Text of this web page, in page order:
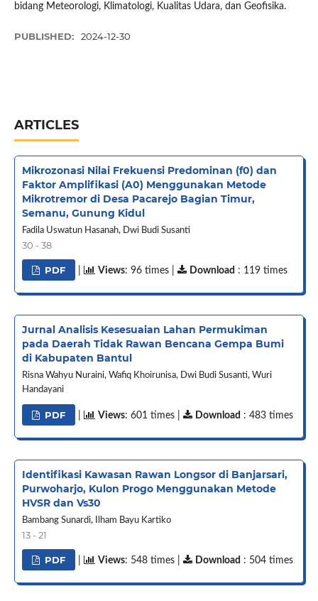
bidang Meteorologi, Klimatologi, Kualitas Udara, dan Geofisika.
PUBLISHED: 2024-12-30
ARTICLES
Mikrozonasi Nilai Frekuensi Predominan (f0) dan
Faktor Amplifikasi (A0) Menggunakan Metode
Mikrotremor di Desa Pacarejo Bagian Timur,
Semanu, Gunung Kidul
Fadila Uswatun Hasanah, Dwi Budi Susanti
30 - 38
PDF Views: 96 times | Download : 119 times
Jurnal Analisis Kesesuaian Lahan Permukiman
pada Daerah Tidak Rawan Bencana Gempa Bumi
di Kabupaten Bantul
Risna Wahyu Nuraini, Wafiq Khoirunisa, Dwi Budi Susanti, Wuri
Handayani
PDF Views: 601 times | Download : 483 times
Identifikasi Kawasan Rawan Longsor di Banjarsari,
Purwoharjo, Kulon Progo Menggunakan Metode
HVSR dan Vs30
Bambang Sunardi, Ilham Bayu Kartiko
13 - 21
PDF Views: 548 times | Download : 504 times